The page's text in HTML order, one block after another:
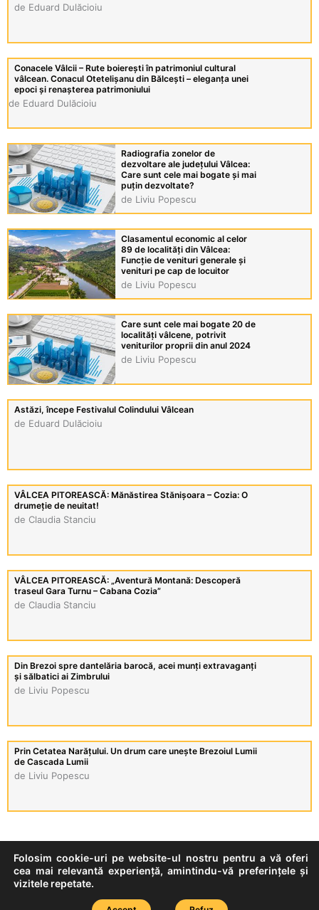
de Eduard Dulăcioiu
Conacele Vâlcii – Rute boierești în patrimoniul cultural
vâlcean. Conacul Otetelișanu din Bălcești – eleganța unei
epoci și renașterea patrimoniului
de Eduard Dulăcioiu
Radiografia zonelor de
dezvoltare ale județului Vâlcea:
Care sunt cele mai bogate și mai
puțin dezvoltate?
de Liviu Popescu
Clasamentul economic al celor
89 de localități din Vâlcea:
Funcție de venituri generale și
venituri pe cap de locuitor
de Liviu Popescu
Care sunt cele mai bogate 20 de
localități vâlcene, potrivit
veniturilor proprii din anul 2024
de Liviu Popescu
Astăzi, începe Festivalul Colindului Vâlcean
de Eduard Dulăcioiu
VÂLCEA PITOREASCĂ: Mănăstirea Stănișoara – Cozia: O
drumeție de neuitat!
de Claudia Stanciu
VÂLCEA PITOREASCĂ: „Aventură Montană: Descoperă
traseul Gara Turnu – Cabana Cozia”
de Claudia Stanciu
Din Brezoi spre dantelăria barocă, acei munți extravaganți
și sălbatici ai Zimbrului
de Liviu Popescu
Prin Cetatea Narățului. Un drum care unește Brezoiul Lumii
de Cascada Lumii
de Liviu Popescu
© 2026 Clubul de Presă Vâlcea
Folosim cookie-uri pe website-ul nostru pentru a vă oferi
cea mai relevantă experiență, amintindu-vă preferințele și
vizitele repetate.